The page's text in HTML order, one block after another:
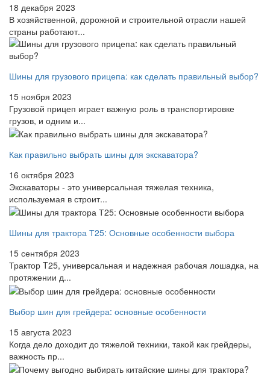
18 декабря 2023
В хозяйственной, дорожной и строительной отрасли нашей
страны работают...
Шины для грузового прицепа: как сделать правильный выбор?
15 ноября 2023
Грузовой прицеп играет важную роль в транспортировке
грузов, и одним и...
Как правильно выбрать шины для экскаватора?
16 октября 2023
Экскаваторы - это универсальная тяжелая техника,
используемая в строит...
Шины для трактора Т25: Основные особенности выбора
15 сентября 2023
Трактор T25, универсальная и надежная рабочая лошадка, на
протяжении д...
Выбор шин для грейдера: основные особенности
15 августа 2023
Когда дело доходит до тяжелой техники, такой как грейдеры,
важность пр...